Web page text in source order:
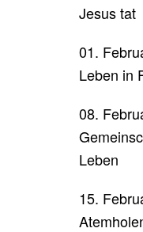
Jesus tat
01.
Leben in
08.
Leben
15.